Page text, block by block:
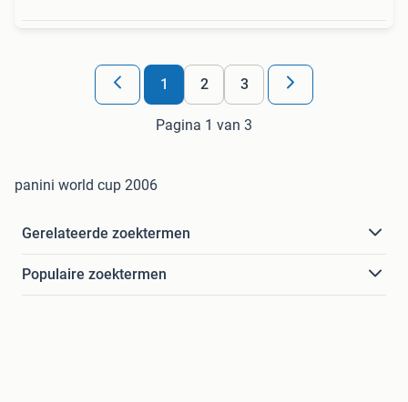
1 2 3
Pagina 1 van 3
panini world cup 2006
Gerelateerde zoektermen
Populaire zoektermen